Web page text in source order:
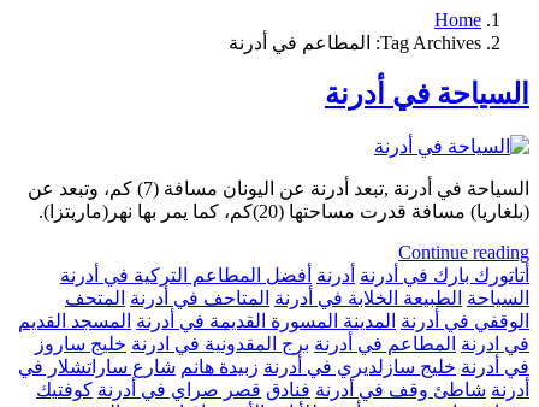
Home
Tag Archives: المطاعم في أدرنة
السياحة في أدرنة
السياحة في أدرنة ,تبعد أدرنة عن اليونان مسافة (7) كم، وتبعد عن
(بلغاريا) مسافة قدرت مساحتها (20)كم، كما يمر بها نهر(ماريتزا).
Continue reading
أتاتورك بارك في أدرنة أدرنة أفضل المطاعم التركية في أدرنة
السياحة الطبيعة الخلابة في أدرنة المتاحف في أدرنة المتحف
الوقفي في أدرنة المدينة المسورة القديمة في أدرنة المسجد القديم
في ادرنة المطاعم في أدرنة برج المقدونية في ادرنة خليج ساروز
في أدرنة خليج سازلديري في أدرنة زبيدة هانم شارع ساراتشلار في
أدرنة شاطئ وقف في أدرنة فنادق قصر صراي في أدرنة كوفتيك